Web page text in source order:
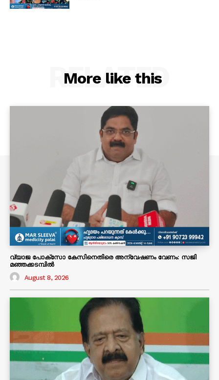
More like this
RELATED
വ്യാജ പോക്സോ കേസിനെതിരെ അന്വേഷണം വേണം: സജി
മഞ്ഞക്കടമ്പിൽ
August 8, 2026